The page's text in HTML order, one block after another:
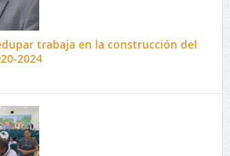
trabaja en la construcción del
2024